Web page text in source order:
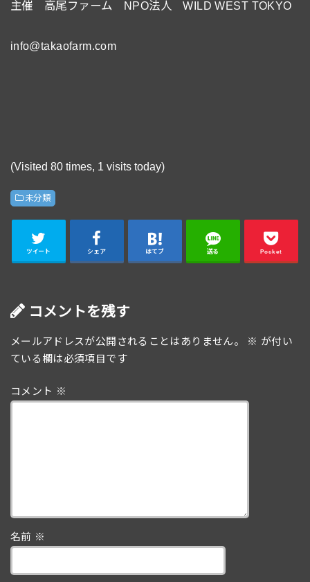
主催 高尾ファーム NPO法人 WILD WEST TOKYO
info@takaofarm.com
(Visited 80 times, 1 visits today)
未分類
ツイート シェア はてブ 送る Pocket
コメントを残す
メールアドレスが公開されることはありません。 ※ が付い
ている欄は必須項目です
コメント ※
名前 ※